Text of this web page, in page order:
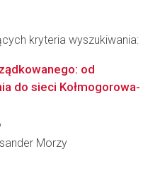
kryteria wyszukiwania:
od
do sieci Kołmogorowa-
Morzy